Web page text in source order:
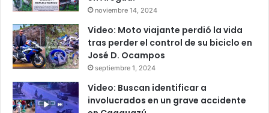
noviembre 14, 2024
Video: Moto viajante perdió la vida
tras perder el control de su biciclo en
José D. Ocampos
septiembre 1, 2024
Video: Buscan identificar a
involucrados en un grave accidente